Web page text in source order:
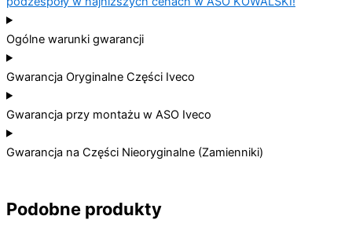
Ogólne warunki gwarancji
Gwarancja Oryginalne Części Iveco
Gwarancja przy montażu w ASO Iveco
Gwarancja na Części Nieoryginalne (Zamienniki)
Podobne produkty